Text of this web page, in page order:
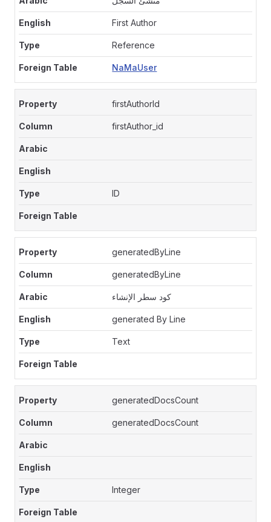
First Author
Reference
NaMaUser
firstAuthorId
firstAuthor_id
ID
generatedByLine
generatedByLine
كود سطر الإنشاء
generated By Line
Text
generatedDocsCount
generatedDocsCount
Integer